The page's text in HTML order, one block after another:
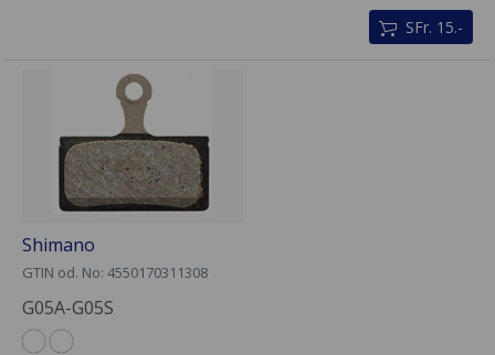
SFr. 15.-
Shimano
GTIN od. No: 4550170311308
G05A-G05S